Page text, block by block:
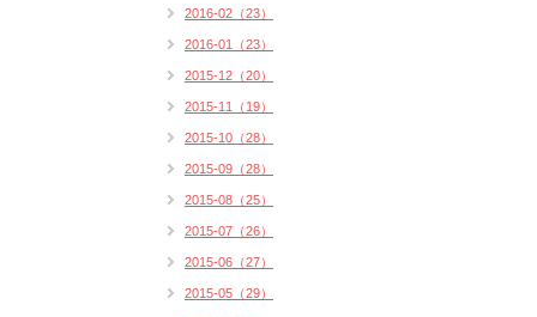
2016-02（23）
2016-01（23）
2015-12（20）
2015-11（19）
2015-10（28）
2015-09（28）
2015-08（25）
2015-07（26）
2015-06（27）
2015-05（29）